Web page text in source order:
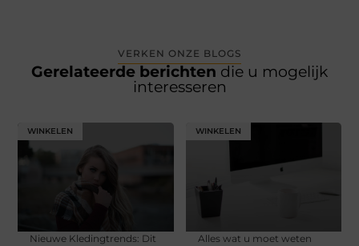
VERKEN ONZE BLOGS
Gerelateerde berichten die u mogelijk
interesseren
WINKELEN
Nieuwe Kledingtrends: Dit
WINKELEN
Alles wat u moet weten